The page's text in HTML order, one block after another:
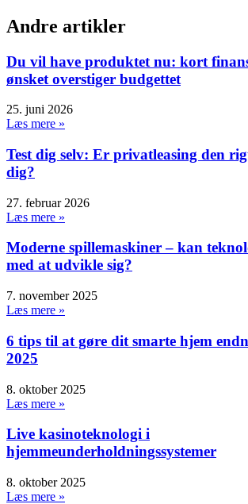
Andre artikler
Du vil have produktet nu: kort
ønsket overstiger budgettet
25. juni 2026
Læs mere »
Test dig selv: Er privatleasing den
dig?
27. februar 2026
Læs mere »
Moderne spillemaskiner – kan
med at udvikle sig?
7. november 2025
Læs mere »
6 tips til at gøre dit smarte hjem
2025
8. oktober 2025
Læs mere »
Live kasinoteknologi i
hjemmeunderholdningssystemer
8. oktober 2025
Læs mere »